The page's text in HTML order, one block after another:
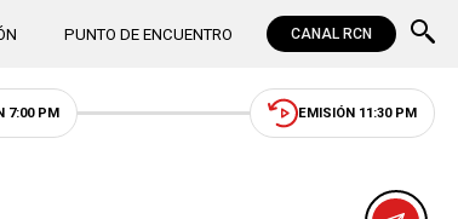
PUNTO DE ENCUENTRO CANAL RCN
7:00 PM EMISIÓN 11:30 PM